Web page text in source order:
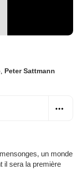
Peter Sattmann
un monde
il sera la première